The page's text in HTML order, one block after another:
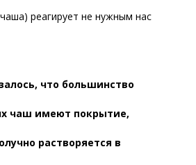
реагирует не нужным нас
что большинство
чаш имеют покрытие,
растворяется в